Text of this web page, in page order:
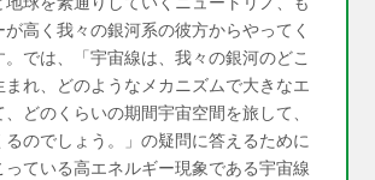
が高く我々の銀河系の彼方からやってく
。では、「宇宙線は、我々の銀河のどこ
まれ、どのようなメカニズムで大きなエ
どのくらいの期間宇宙空間を旅して、
るのでしょう。」の疑問に答えるために
っている高エネルギー現象である宇宙線